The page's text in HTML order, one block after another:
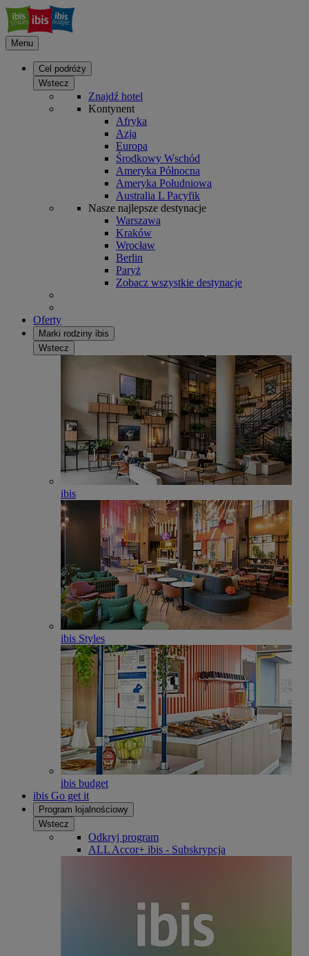
Menu
Cel podróży
Wstecz
Znajdź hotel
Kontynent
Afryka
Azja
Europa
Środkowy Wschód
Ameryka Północna
Ameryka Południowa
Australia L Pacyfik
Nasze najlepsze destynacje
Warszawa
Kraków
Wrocław
Berlin
Paryż
Zobacz wszystkie destynacje
Oferty
Marki rodziny ibis
Wstecz
ibis
ibis Styles
ibis budget
ibis Go get it
Program lojalnościowy
Wstecz
Odkryj program
ALL Accor+ ibis - Subskrypcja